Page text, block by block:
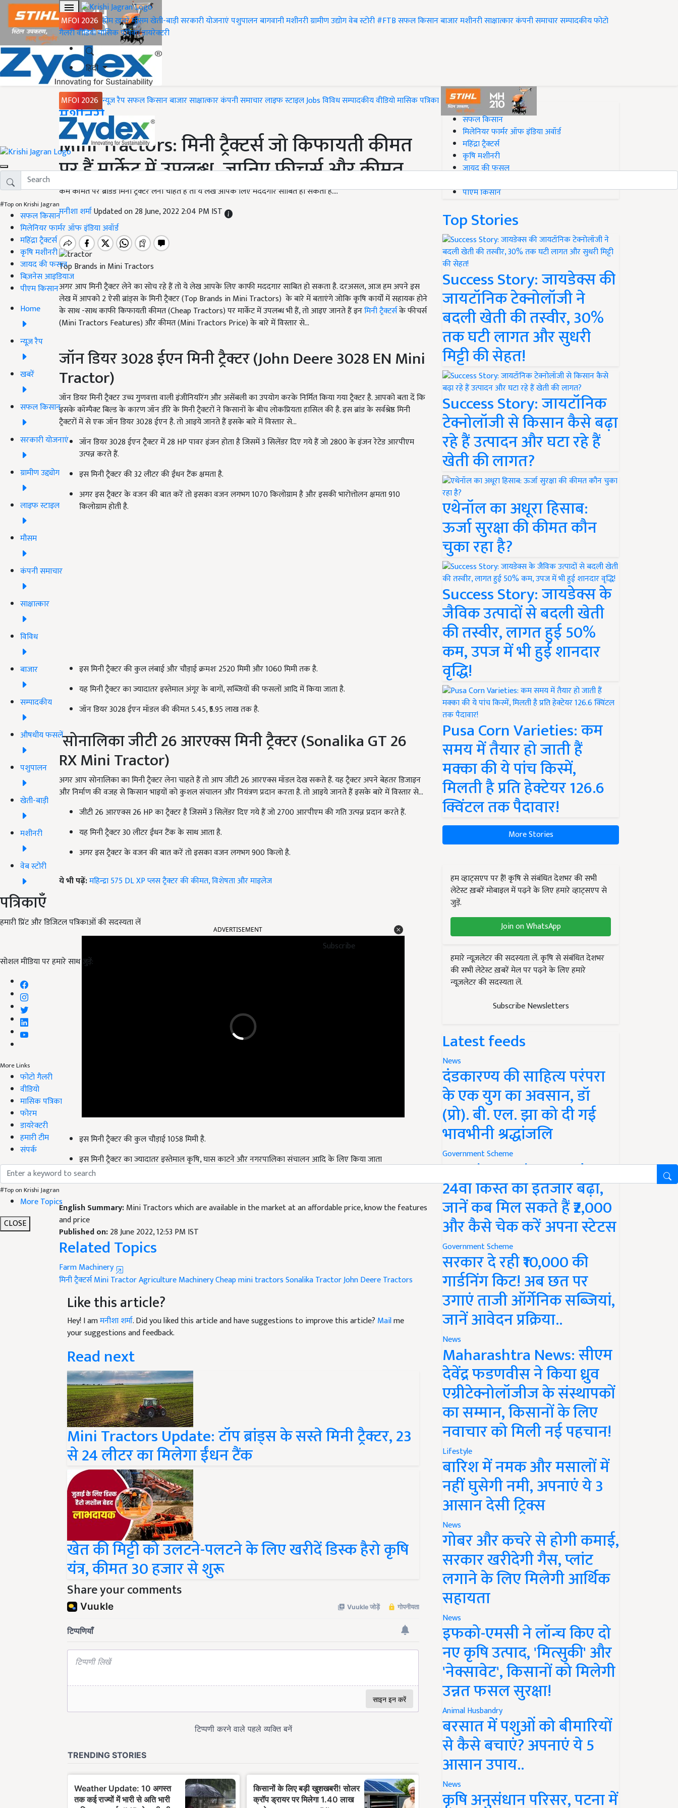
MFOI 2026 होमख़बरेंमौसमखेती-बाड़ीसरकारी योजनाएंपशुपालनबागवानीमशीनरीग्रामीण उद्योगवेब स्टोरी#FTBसफल किसानबाजारमशीनरीसाक्षात्कारकंपनी समाचारसम्पादकीयफोटो
गैलरीवीडियोमासिक पत्रिकाडायरेक्टरी
हिंदी
MFOI 2026 न्यूज़ रैपसफल किसानबाजारसाक्षात्कारकंपनी समाचारलाइफ स्टाइलJobsविविधसम्पादकीयवीडियोमासिक पत्रिका
#Top on Krishi Jagran
सफल किसान
मिलेनियर फार्मर ऑफ इंडिया अवॉर्ड
महिंद्रा ट्रैक्टर्स
कृषि मशीनरी
जायद की फसल
बिज़नेस आइडियाज
पीएम किसान
Home
न्यूज़ रैप
खबरें
सफल किसान
सरकारी योजनाएं
ग्रामीण उद्द्योग
लाइफ स्टाइल
मौसम
कंपनी समाचार
साक्षात्कार
विविध
बाजार
सम्पादकीय
औषधीय फसलें
पशुपालन
खेती-बाड़ी
मशीनरी
वेब स्टोरी
पत्रिकाएँ
हमारी प्रिंट और डिजिटल पत्रिकाओं की सदस्यता लें
Subscribe
सोशल मीडिया पर हमारे साथ जुड़ें:
More Links
फोटो गैलरी
वीडियो
मासिक पत्रिका
फोरम
डायरेक्टरी
हमारी टीम
संपर्क
#Top on Krishi Jagran
More Topics
CLOSE
Home
मशीनरी
Mini Tractors: मिनी ट्रैक्टर्स जो किफायती कीमत
पर हैं मार्केट में उपलब्ध, जानिए फीचर्स और कीमत
कम कीमत पर ब्रांडेड मिनी ट्रैक्टर लेना चाहते हैं तो ये लेख आपके लिए मददगार साबित हो सकता है....
मनीशा शर्माUpdated on 28 June, 2022 2:04 PM IST
Top Brands in Mini Tractors
अगर आप मिनी ट्रैक्टर लेने का सोच रहे हैं तो ये लेख आपके लिए काफी मददगार साबित हो सकता है. दरअसल,आज हम अपने इस
लेख में आपको 2 ऐसी ब्रांड्स के मिनी ट्रैक्टर (Top Brands in Mini Tractors) के बारे में बताएंगे जोकि कृषि कार्यों में सहायक होने
के साथ -साथ काफी किफायती कीमत (Cheap Tractors) पर मार्केट में उपलब्ध भी हैं,तो आइए जानते हैं इनमिनी ट्रैक्टर्सके फीचर्स
(Mini Tractors Features) और कीमत (Mini Tractors Price) के बारे में विस्तार से…
जॉन डियर 3028 ईएन मिनी ट्रैक्टर (John Deere3028EN Mini
Tractor)
जॉन डियर मिनी ट्रैक्टर उच्च गुणवत्ता वाली इंजीनियरिंग और असेंबली का उपयोग करके निर्मित किया गया ट्रैक्टर है. आपको बता दें कि
इसके कॉम्पैक्ट बिल्ड के कारण जॉन डीरे के मिनी ट्रैक्टरों ने किसानों के बीच लोकप्रियता हासिल की है. इस ब्रांड के सर्वश्रेष्ठ मिनी
ट्रैक्टरों में से एक जॉन डियर 3028 ईएन है. तो आइये जानते हैं इसके बारे में विस्तार से...
जॉन डियर 3028 ईएन ट्रैक्टर में 28 HPपावर इंजन होता है जिसमें 3 सिलेंडर दिए गये हैं जो 2800 के इंजन रेटेड आरपीएम
उत्पन्न करते हैं.
इस मिनी ट्रैक्टर की 32 लीटर की ईंधन टैंक क्षमता है.
अगर इस ट्रैक्टर के वजन की बात करें तो इसका वजन लगभग 1070 किलोग्राम है और इसकी भारोत्तोलन क्षमता 910
किलोग्राम होती है.
इस मिनी ट्रैक्टर की कुल लंबाई और चौड़ाई क्रमशः 2520 मिमी और 1060 मिमी तक है.
यह मिनी ट्रैक्टर का ज्यादातर इस्तेमाल अंगूर के बागों,सब्जियों की फसलों आदि में किया जाता है.
जॉन डियर 3028 ईएन मॉडल की कीमत 5.45,₹5.95 लाख तक है.
सोनालिका जीटी 26 आरएक्स मिनी ट्रैक्टर (Sonalika GT26
RX Mini Tractor)
अगर आप सोनालिका का मिनी ट्रैक्टर लेना चाहते हैं तो आप जीटी 26 आरएक्स मॉडल देख सकते हैं. यह ट्रैक्टर अपने बेहतर डिजाइन
और निर्माण की वजह से किसान भाइयों को कुशल संचालन और नियंत्रण प्रदान करता है. तो आइये जानते हैं इसके बारे में विस्तार से...
जीटी 26 आरएक्स 26HPका ट्रैक्टर है जिसमें 3 सिलेंडर दिए गये हैं जो 2700 आरपीएम की गति उत्पन्न प्रदान करते हैं.
यह मिनी ट्रैक्टर 30 लीटर ईंधन टैंक के साथ आता है.
अगर इस ट्रैक्टर के वजन की बात करें तो इसका वजन लगभग 900 किलो है.
ये भी पढ़ें:महिन्द्रा 575 DL XP प्लस ट्रैक्टर की कीमत, विशेषता और माइलेज
इस मिनी ट्रैक्टर का ज्यादातर इस्तेमाल कृषि
सोनालिकाGT26 आरएक्स मॉडल की कीमत 4.60-4.80 लाख तक है.
and price
Published on:
Related Topics
Farm Machinery
मिनी ट्रैक्टर्सMini Tractor
Like this article?
Hey! I amमनीशा शर्मा . Did you liked this article and have suggestions to improve this article?
your suggestions and feedback.
Read next
Mini Tractors Update: टॉप ब्रांड्स के सस्ते मिनी ट्रैक्टर, 23
से 24 लीटर का मिलेगा ईंधन टैंक
खेत की मिट्टी को उलटने-पलटने के लिए खरीदें डिस्क हैरो कृषि
यंत्र, कीमत 30 हजार से शुरू
Share your comments
#Top on Krishi Jagran
सफल किसान
मिलेनियर फार्मर ऑफ इंडिया अवॉर्ड
महिंद्रा ट्रैक्टर्स
कृषि मशीनरी
जायद की फसल
पीएम किसान
Top Stories
Success Story: जायडेक्स की
जायटॉनिक टेक्नोलॉजी ने
बदली खेती की तस्वीर, 30%
तक घटी लागत और सुधरी
मिट्टी की सेहत!
Success Story: जायटॉनिक
टेक्नोलॉजी से किसान कैसे बढ़ा
रहे हैं उत्पादन और घटा रहे हैं
खेती की लागत?
एथेनॉल का अधूरा हिसाब:
ऊर्जा सुरक्षा की कीमत कौन
चुका रहा है?
Success Story: जायडेक्स के
जैविक उत्पादों से बदली खेती
की तस्वीर, लागत हुई 50%
कम, उपज में भी हुई शानदार
वृद्धि!
Pusa Corn Varieties: कम
समय में तैयार हो जाती हैं
मक्का की ये पांच किस्में,
मिलती है प्रति हेक्टेयर 126.6
क्विंटल तक पैदावार!
More Stories
हम व्हाट्सएप पर हैं! कृषि से संबंधित देशभर की सभी
लेटेस्ट ख़बरें मोबाइल में पढ़ने के लिए हमारे व्हाट्सएप से
जुड़ें.
Join on WhatsApp
हमारे न्यूज़लेटर की सदस्यता लें. कृषि से संबंधित देशभर
की सभी लेटेस्ट ख़बरें मेल पर पढ़ने के लिए हमारे
न्यूज़लेटर की सदस्यता लें.
Subscribe Newsletters
Latest feeds
News
दंडकारण्य की साहित्य परंपरा
के एक युग का अवसान, डॉ
(प्रो). बी. एल. झा को दी गई
भावभीनी श्रद्धांजलि
Government Scheme
PM Kisan Yojana Update:
24वीं किस्त का इंतजार बढ़ा,
जानें कब मिल सकते हैं ₹2,000
और कैसे चेक करें अपना स्टेटस
Government Scheme
सरकार दे रही ₹10,000 की
गार्डनिंग किट! अब छत पर
उगाएं ताजी ऑर्गेनिक सब्जियां,
जानें आवेदन प्रक्रिया..
News
Maharashtra News: सीएम
देवेंद्र फडणवीस ने किया ध्रुव
एग्रीटेक्नोलॉजीज के संस्थापकों
का सम्मान, किसानों के लिए
नवाचार को मिली नई पहचान!
Lifestyle
बारिश में नमक और मसालों में
नहीं घुसेगी नमी, अपनाएं ये 3
आसान देसी ट्रिक्स
News
गोबर और कचरे से होगी कमाई,
सरकार खरीदेगी गैस, प्लांट
लगाने के लिए मिलेगी आर्थिक
सहायता
News
इफको-एमसी ने लॉन्च किए दो
नए कृषि उत्पाद, 'मित्सुकी' और
'नेक्सावेट', किसानों को मिलेगी
उन्नत फसल सुरक्षा!
Animal Husbandry
बरसात में पशुओं को बीमारियों
से कैसे बचाएं? अपनाएं ये 5
आसान उपाय..
News
कृषि अनुसंधान परिसर, पटना में